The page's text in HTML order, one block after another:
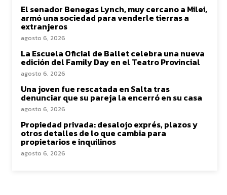
El senador Benegas Lynch, muy cercano a Milei,
armó una sociedad para venderle tierras a
extranjeros
agosto 6, 2026
La Escuela Oficial de Ballet celebra una nueva
edición del Family Day en el Teatro Provincial
agosto 6, 2026
Una joven fue rescatada en Salta tras
denunciar que su pareja la encerró en su casa
agosto 6, 2026
Propiedad privada: desalojo exprés, plazos y
otros detalles de lo que cambia para
propietarios e inquilinos
agosto 6, 2026